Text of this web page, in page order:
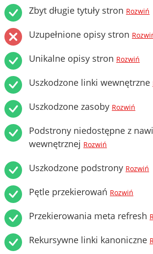
Zbyt długie tytuły stron Rozwiń
Uzupełnione opisy stron
Unikalne opisy stron Rozwiń
Uszkodzone linki wewnętrzne
Uszkodzone zasoby Rozwiń
Podstrony niedostępne z
wewnętrznej Rozwiń
Uszkodzone podstrony Rozwiń
Pętle przekierowań Rozwiń
Przekierowania meta refresh
Rekursywne linki kanoniczne